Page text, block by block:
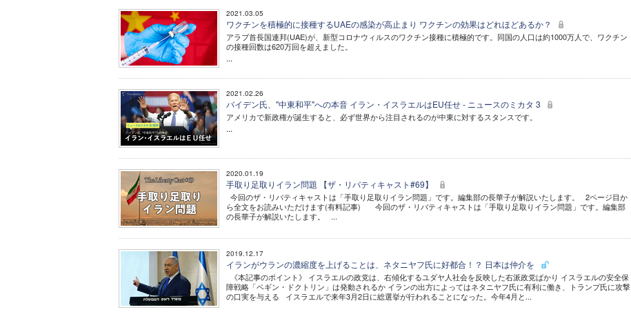
2021.03.05
ワクチンを積極的に接種するUAEの感染が高止まり ワクチンの効果はどれほどあるか？
アラブ首長国連邦(UAE)が、新型コロナウィルスのワクチン接種に積極的です。同国の人口は約1000万人で、ワクチン
の接種回数は620万回を超えました。
...
2021.02.26
バイデン氏、"中東和平"への本音 イラン・イスラエルはEU任せ - ニュースのミカタ 3
アメリカで新政権が誕生すると、必ず世界から注目されるのが中東に対するスタンスです。
...
2020.01.19
手取り足取りイラン問題 【ザ・リバティキャスト#69】
今回のザ・リバティキャストは「手取り足取りイラン問題」です。編集部の長華子が解説いたします。 2ページ目か
ら全文をお読みいただけます(有料記事) 今回のザ・リバティキャストは「手取り足取りイラン問題」です。編集部
の長華子が解説いたします。 ...
2019.12.17
イランがウランの濃縮度を上げることは、ネタニヤフ氏に好都合！？ 日本は仲介を
《本記事のポイント》 イスラエルの政党は、右傾化するユダヤ人社会を反映した右派政党ばかり イスラエルの安全保
障戦略「ベギン・ドクトリン」は発動されるか イランの出方によってはネタニヤフ氏に有利に働き、トランプ氏に攻撃
の口実を与える イスラエルで来年3月2日に総選挙が行われることになった。今年4月と...